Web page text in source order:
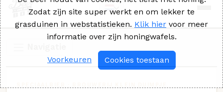
Zodat zijn site super werkt en om lekker te
grasduinen in webstatistieken. Klik hier voor meer
informatie over zijn honingwafels.
Voorkeuren Cookies toestaan